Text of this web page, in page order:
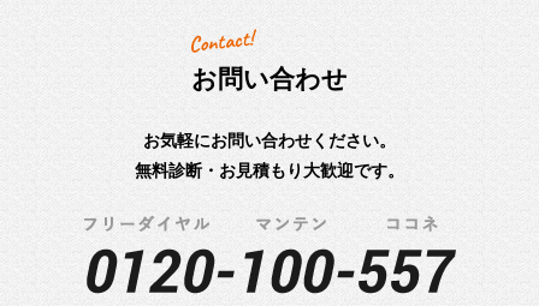
お問い合わせ
お気軽にお問い合わせください。
無料診断・お見積もり大歓迎です。